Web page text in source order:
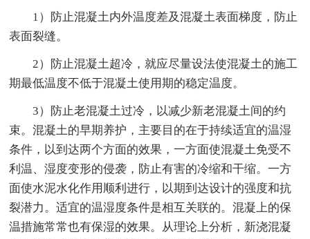
1）防止混凝土内外温度差及混凝土表面梯度，防止
表面裂缝。
2）防止混凝土超冷，就应尽量设法使混凝土的施工
期最低温度不低于混凝土使用期的稳定温度。
3）防止老混凝土过冷，以减少新老混凝土间的约
束。混凝土的早期养护，主要目的在于持续适宜的温湿
条件，以到达两个方面的效果，一方面使混凝土免受不
利温、湿度变形的侵袭，防止有害的冷缩和干缩。一方
面使水泥水化作用顺利进行，以期到达设计的强度和抗
裂潜力。适宜的温湿度条件是相互关联的。混凝上的保
温措施常常也有保湿的效果。从理论上分析，新浇混凝